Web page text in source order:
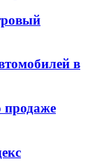
в
продаже